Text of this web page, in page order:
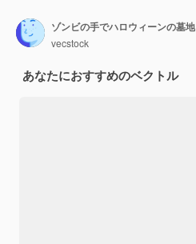
ゾンビの手でハロウィーンの墓地
vecstock
あなたにおすすめのベクトル